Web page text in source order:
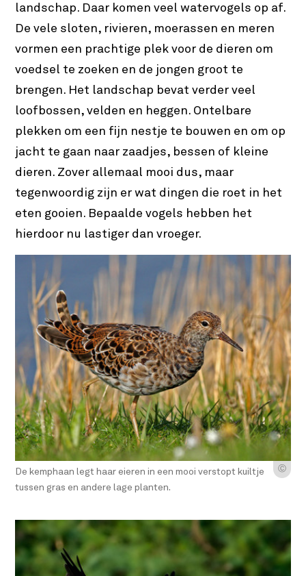
landschap. Daar komen veel watervogels op af.
De vele sloten, rivieren, moerassen en meren
vormen een prachtige plek voor de dieren om
voedsel te zoeken en de jongen groot te
brengen. Het landschap bevat verder veel
loofbossen, velden en heggen. Ontelbare
plekken om een fijn nestje te bouwen en om op
jacht te gaan naar zaadjes, bessen of kleine
dieren. Zover allemaal mooi dus, maar
tegenwoordig zijn er wat dingen die roet in het
eten gooien. Bepaalde vogels hebben het
hierdoor nu lastiger dan vroeger.
Ⓒ
De kemphaan legt haar eieren in een mooi verstopt kuiltje
tussen gras en andere lage planten.